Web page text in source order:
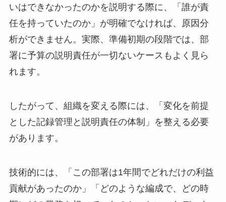
いはできなかったのかを説明する際に、「誰が責
任を持っていたのか」が明確でなければ、原因分
析ができません。実際、準備初期の段階では、部
署に予算の説明責任が一切ないケースもよく見ら
れます。
したがって、組織を変える際には、「変化を前提
とした記録管理と説明責任の体制」を整える必要
があります。
技術的には、「この部署は1年間でどれだけの利益
貢献があったのか」「どのような編成で、どの時